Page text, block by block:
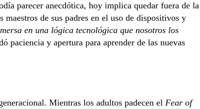
parecer anecdótica, hoy implica quedar fuera de la
de sus padres en el uso de dispositivos y
en una lógica tecnológica que nosotros los
paciencia y apertura para aprender de las nuevas
Mientras los adultos padecen el Fear of